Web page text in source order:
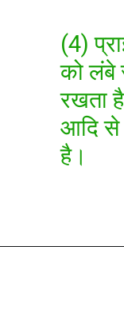
(4)
को लंबे
रखता
आदि से
है।